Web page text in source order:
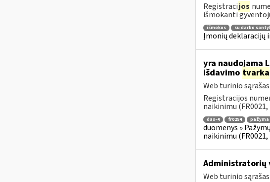
Registracijos
išmokanti
išmokos su darbo
Įmonių deklaracijų
yra naudojama
išdavimo tvarka
Web turinio sąrašas
Registracijos
naikinimu (FR0021,
das-4 fr0254 pažyma
duomenys »
naikinimu (FR0021,
Administratorių
Web turinio sąrašas